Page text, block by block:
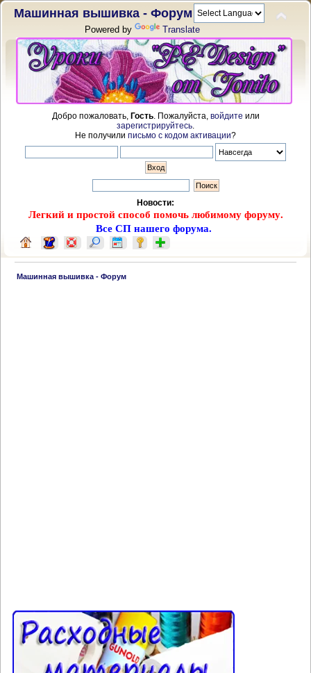
Машинная вышивка - Форум
Powered by Translate
Добро пожаловать, Гость. Пожалуйста, войдите или
зарегистрируйтесь
Не получили письмо с кодом активации?
Новости:
Легкий и простой способ помочь любимому форуму.
Все СП нашего форума.
Машинная вышивка - Форум